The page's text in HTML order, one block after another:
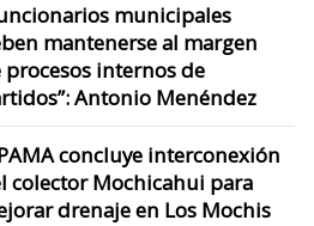
municipales
mantenerse al margen
procesos internos de
Antonio Menéndez
concluye interconexión
colector Mochicahui para
drenaje en Los Mochis